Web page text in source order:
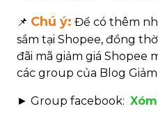
📌 Chú ý: Để có thêm
sắm tại Shopee, đồng
đãi mã giảm giá Shopee
các group của Blog Giảm
► Group facebook: